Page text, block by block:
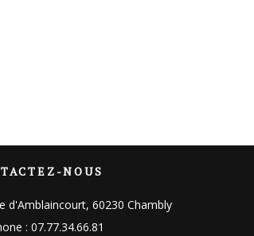
NOUS
d'Amblaincourt, 60230 Chambly
: 07.77.34.66.81